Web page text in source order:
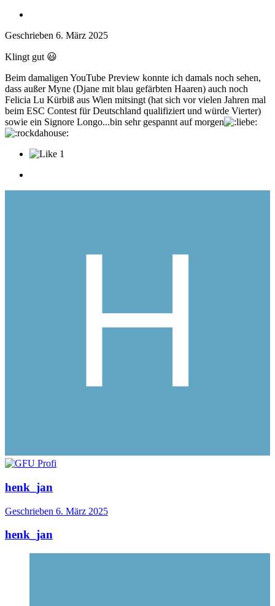
Geschrieben 6. März 2025
Klingt gut 😃
Beim damaligen YouTube Preview konnte ich damals noch sehen,
dass außer Myne (Djane mit blau gefärbten Haaren) auch noch
Felicia Lu Kürbiß aus Wien mitsingt (hat sich vor vielen Jahren mal
beim ESC Contest für Deutschland qualifiziert und würde Vierter)
sowie ein Signore Longo...bin sehr gespannt auf morgen
1
henk_jan
Geschrieben 6. März 2025
henk_jan